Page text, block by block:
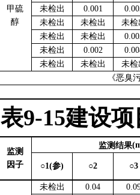
甲硫
醇
未检出 0.001
未检出 未检出
未检
未检出 未检出
未检出 0.002
未检出 未检出
未检
《恶臭
表9-15建设
监测
因子
监测结果
○1(参) ○2 ○3
未检出 0.04